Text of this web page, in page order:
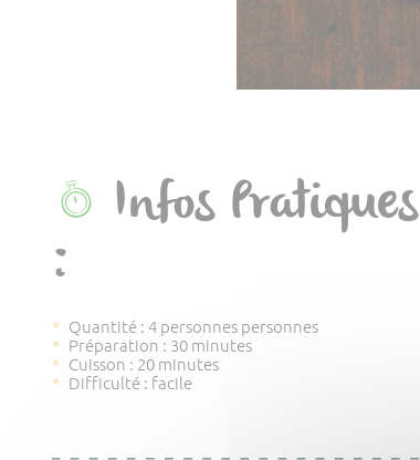
Infos Pratiques
:
Quantité : 4 personnes personnes
Préparation : 30 minutes
Cuisson : 20 minutes
Difficulté : facile